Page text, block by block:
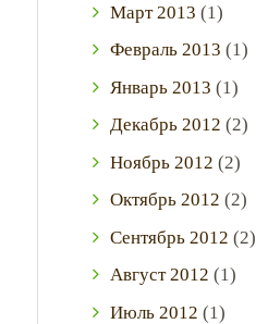
Март2013 (1)
Февраль 2013 (1)
Январь 2013 (1)
Декабрь 2012 (2)
Ноябрь 2012 (2)
Октябрь 2012 (2)
Сентябрь 2012 (2)
Август2012 (1)
Июль 2012 (1)